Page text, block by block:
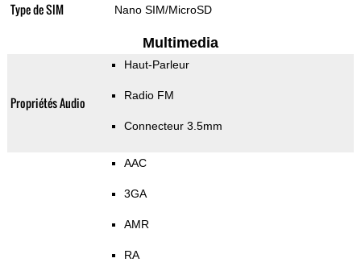
Type de SIM Nano SIM/MicroSD
Multimedia
Propriétés Audio
Haut-Parleur
Radio FM
Connecteur 3.5mm
AAC
3GA
AMR
RA